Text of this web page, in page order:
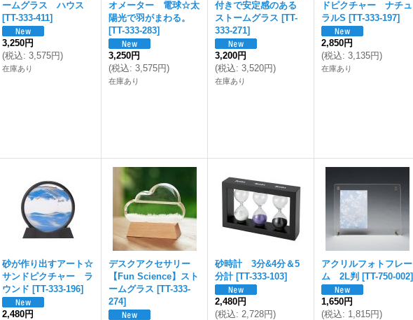
ームグラス ハウス
[TT-333-411]
3,250円
(税込: 3,575円)
在庫あり
オメーター 電球☆太
陽光で羽がまわる。
[TT-333-283]
3,250円
(税込: 3,575円)
在庫あり
付きで安定感のある
ストームグラス [TT-
333-271]
3,200円
(税込: 3,520円)
在庫あり
ドピクチャー ナチュ
ラルS [TT-333-197]
2,850円
(税込: 3,135円)
在庫あり
砂が作り出すアート☆
サンドピクチャー ラ
ウンド [TT-333-196]
2,480円
デスクアクセサリー
【Fun Science】スト
ームグラス [TT-333-
274]
砂時計 3分&4分＆5
分計 [TT-333-103]
2,480円
(税込: 2,728円)
アクリルフォトフレー
ム 2L判 [TT-750-002]
1,650円
(税込: 1,815円)